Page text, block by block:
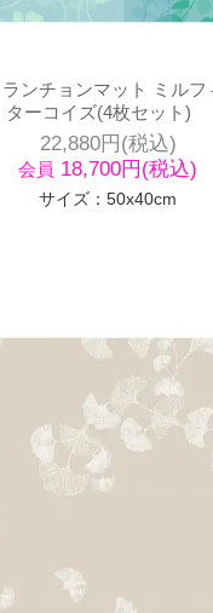
ランチョンマット ミルフ
ターコイズ(4枚セット)
22,880円(税込)
会員 18,700円(税込)
サイズ：50x40cm